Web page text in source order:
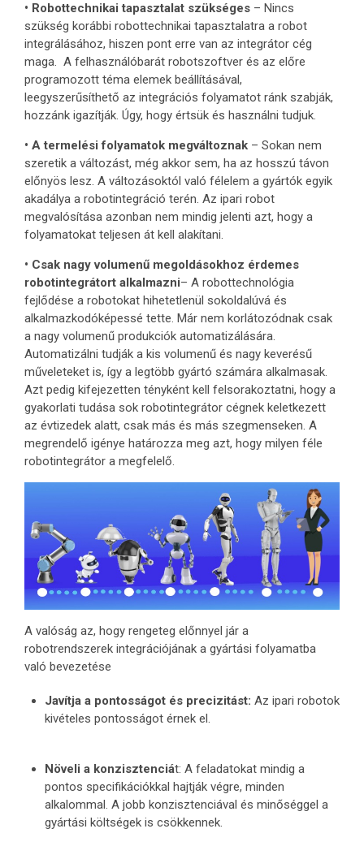
• Robottechnikai tapasztalat szükséges – Nincs
szükség korábbi robottechnikai tapasztalatra a robot
integrálásához, hiszen pont erre van az integrátor cég
maga. A felhasználóbarát robotszoftver és az előre
programozott téma elemek beállításával,
leegyszerűsíthető az integrációs folyamatot ránk szabják,
hozzánk igazítják. Úgy, hogy értsük és használni tudjuk.
• A termelési folyamatok megváltoznak – Sokan nem
szeretik a változást, még akkor sem, ha az hosszú távon
előnyös lesz. A változásoktól való félelem a gyártók egyik
akadálya a robotintegráció terén. Az ipari robot
megvalósítása azonban nem mindig jelenti azt, hogy a
folyamatokat teljesen át kell alakítani.
• Csak nagy volumenű megoldásokhoz érdemes
robotintegrátort alkalmazni– A robottechnológia
fejlődése a robotokat hihetetlenül sokoldalúvá és
alkalmazkodóképessé tette. Már nem korlátozódnak csak
a nagy volumenű produkciók automatizálására.
Automatizálni tudják a kis volumenű és nagy keverésű
műveleteket is, így a legtöbb gyártó számára alkalmasak.
Azt pedig kifejezetten tényként kell felsorakoztatni, hogy a
gyakorlati tudása sok robotintegrátor cégnek keletkezett
az évtizedek alatt, csak más és más szegmenseken. A
megrendelő igénye határozza meg azt, hogy milyen féle
robotintegrátor a megfelelő.
A valóság az, hogy rengeteg előnnyel jár a
robotrendszerek integrációjának a gyártási folyamatba
való bevezetése
Javítja a pontosságot és precizitást: Az ipari robotok
kivételes pontosságot érnek el.
Növeli a konzisztenciát: A feladatokat mindig a
pontos specifikációkkal hajtják végre, minden
alkalommal. A jobb konzisztenciával és minőséggel a
gyártási költségek is csökkennek.